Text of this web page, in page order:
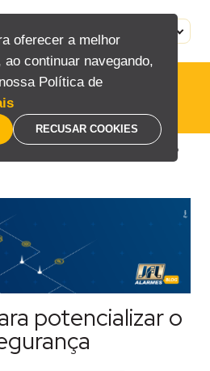
oferecer a melhor
continuar navegando,
Política de
RECUSAR COOKIES
3 maneiras para potencializar o
potencializar o